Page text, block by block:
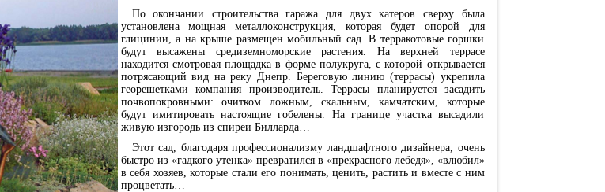
По окончании строительства гаража для двух катеров сверху была
установлена мощная металлоконструкция, которая будет опорой для
глицинии, а на крыше размещен мобильный сад. В терракотовые горшки
будут высажены средиземноморские растения. На верхней террасе
находится смотровая площадка в форме полукруга, с которой открывается
потрясающий вид на реку Днепр. Береговую линию (террасы) укрепила
георешетками компания производитель. Террасы планируется засадить
почвопокровными: очитком ложным, скальным, камчатским, которые
будут имитировать настоящие гобелены. На границе участка высадили
живую изгородь из спиреи Билларда…
Этот сад, благодаря профессионализму ландшафтного дизайнера, очень
быстро из «гадкого утенка» превратился в «прекрасного лебедя», «влюбил»
в себя хозяев, которые стали его понимать, ценить, растить и вместе с ним
процветать…